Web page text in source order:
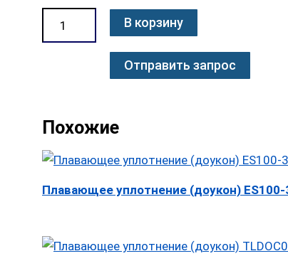
В корзину
Отправить запрос
Похожие
Плавающее уплотнение (доукон)